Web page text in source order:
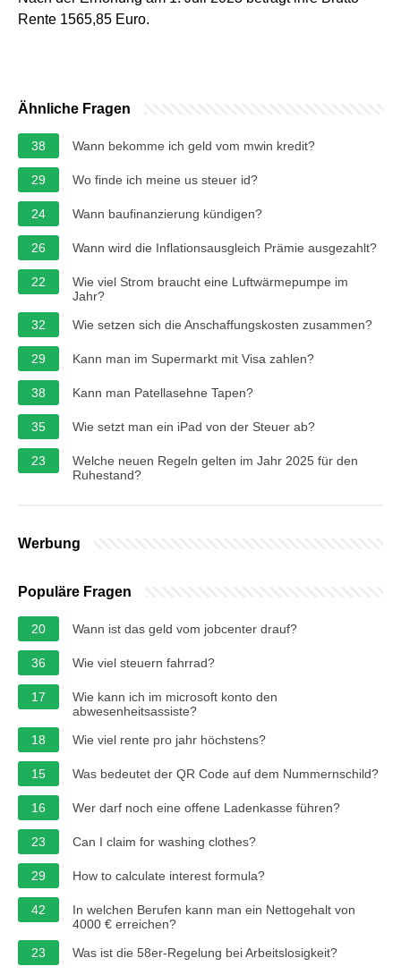
Rente 1565,85 Euro.
Ähnliche Fragen
38 Wann bekomme ich geld vom mwin kredit?
29 Wo finde ich meine us steuer id?
24 Wann baufinanzierung kündigen?
26 Wann wird die Inflationsausgleich Prämie ausgezahlt?
22
Wie viel Strom braucht eine Luftwärmepumpe im
Jahr?
32
Wie setzen sich die Anschaffungskosten zusammen?
29 Kann man im Supermarkt mit Visa zahlen?
38 Kann man Patellasehne Tapen?
35 Wie setzt man ein iPad von der Steuer ab?
23
Welche neuen Regeln gelten im Jahr 2025 für den
Ruhestand?
Werbung
Populäre Fragen
20 Wann ist das geld vom jobcenter drauf?
36 Wie viel steuern fahrrad?
17
Wie kann ich im microsoft konto den
abwesenheitsassiste?
18
Wie viel rente pro jahr höchstens?
15 Was bedeutet der QR Code auf dem Nummernschild?
16 Wer darf noch eine offene Ladenkasse führen?
23 Can I claim for washing clothes?
29 How to calculate interest formula?
42
In welchen Berufen kann man ein Nettogehalt von
4000 € erreichen?
23
Was ist die 58er-Regelung bei Arbeitslosigkeit?